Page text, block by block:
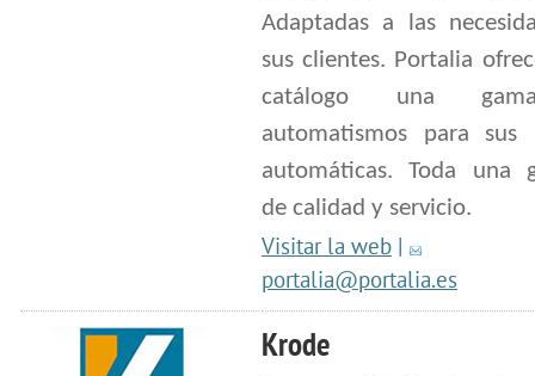
Adaptadas a las
sus clientes. Portalia
catálogo una
automatismos para sus
automáticas. Toda una
de calidad y servicio.
Visitar la web |
portalia@portalia.es
Krode